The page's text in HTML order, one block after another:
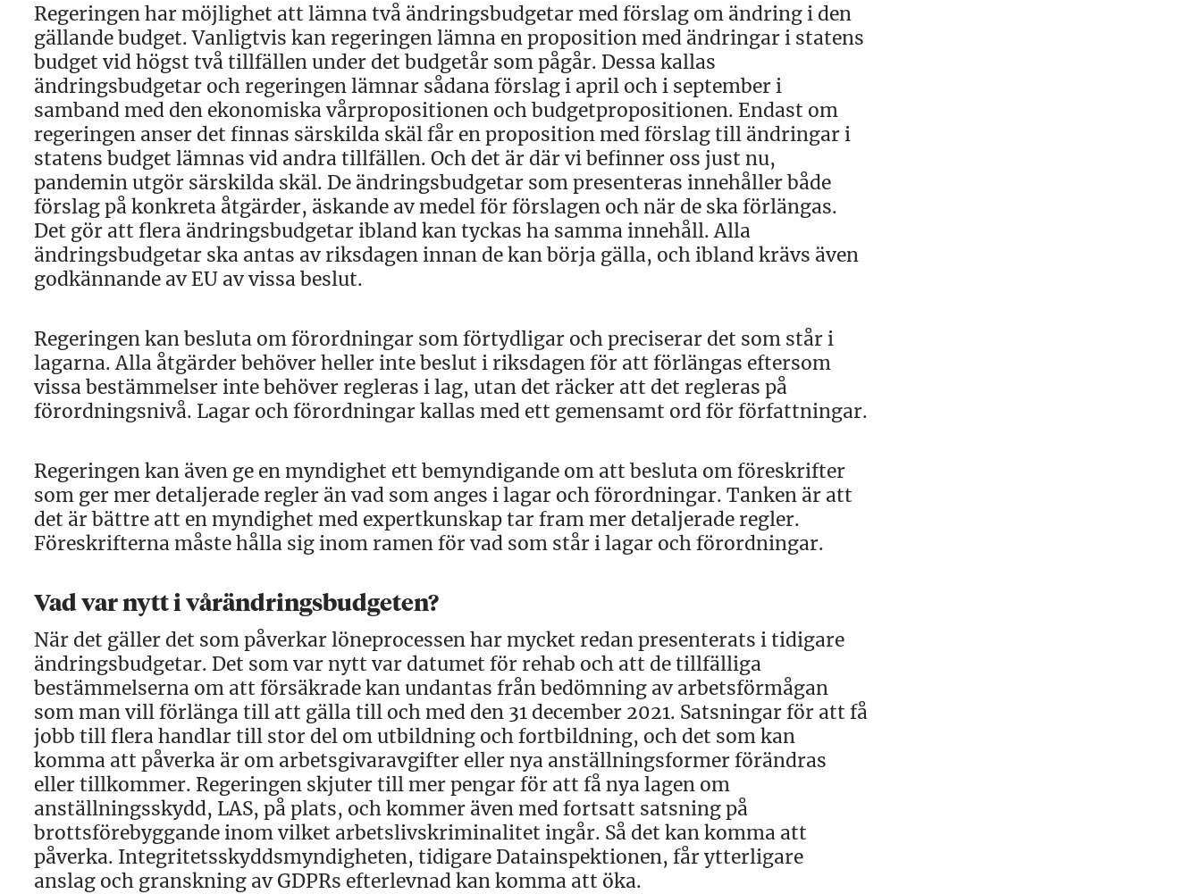
Regeringen har möjlighet att lämna två ändringsbudgetar med förslag om ändring i den
gällande budget. Vanligtvis kan regeringen lämna en proposition med ändringar i statens
budget vid högst två tillfällen under det budgetår som pågår. Dessa kallas
ändringsbudgetar och regeringen lämnar sådana förslag i april och i september i
samband med den ekonomiska vårpropositionen och budgetpropositionen. Endast om
regeringen anser det finnas särskilda skäl får en proposition med förslag till ändringar i
statens budget lämnas vid andra tillfällen. Och det är där vi befinner oss just nu,
pandemin utgör särskilda skäl. De ändringsbudgetar som presenteras innehåller både
förslag på konkreta åtgärder, äskande av medel för förslagen och när de ska förlängas.
Det gör att flera ändringsbudgetar ibland kan tyckas ha samma innehåll. Alla
ändringsbudgetar ska antas av riksdagen innan de kan börja gälla, och ibland krävs även
godkännande av EU av vissa beslut.
Regeringen kan besluta om förordningar som förtydligar och preciserar det som står i
lagarna. Alla åtgärder behöver heller inte beslut i riksdagen för att förlängas eftersom
vissa bestämmelser inte behöver regleras i lag, utan det räcker att det regleras på
förordningsnivå. Lagar och förordningar kallas med ett gemensamt ord för författningar.
Regeringen kan även ge en myndighet ett bemyndigande om att besluta om föreskrifter
som ger mer detaljerade regler än vad som anges i lagar och förordningar. Tanken är att
det är bättre att en myndighet med expertkunskap tar fram mer detaljerade regler.
Föreskrifterna måste hålla sig inom ramen för vad som står i lagar och förordningar.
Vad var nytt i vårändrings­budgeten?
När det gäller det som påverkar löneprocessen har mycket redan presenterats i tidigare
ändringsbudgetar. Det som var nytt var datumet för rehab och att de tillfälliga
bestämmelserna om att försäkrade kan undantas från bedömning av arbetsförmågan
som man vill förlänga till att gälla till och med den 31 december 2021. Satsningar för att få
jobb till flera handlar till stor del om utbildning och fortbildning, och det som kan
komma att påverka är om arbetsgivaravgifter eller nya anställningsformer förändras
eller tillkommer. Regeringen skjuter till mer pengar för att få nya lagen om
anställningsskydd, LAS, på plats, och kommer även med fortsatt satsning på
brottsförebyggande inom vilket arbetslivskriminalitet ingår. Så det kan komma att
påverka. Integritetsskyddsmyndigheten, tidigare Datainspektionen, får ytterligare
anslag och granskning av GDPRs efterlevnad kan komma att öka.